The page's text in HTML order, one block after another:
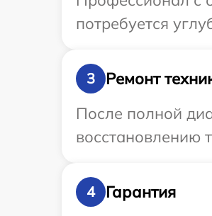
потребуется
3
Ремонт
После полной
восстановлению
4
Гарантия